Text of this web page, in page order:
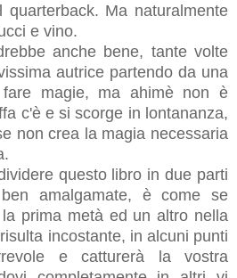
Ma naturalmente
e vino.
anche bene, tante volte
autrice partendo da una
magie, ma ahimè non è
c'è e si scorge in lontananza,
non crea la magia necessaria
questo libro in due parti
amalgamate, è come se
prima metà ed un altro nella
incostante, in alcuni punti
e catturerà la vostra